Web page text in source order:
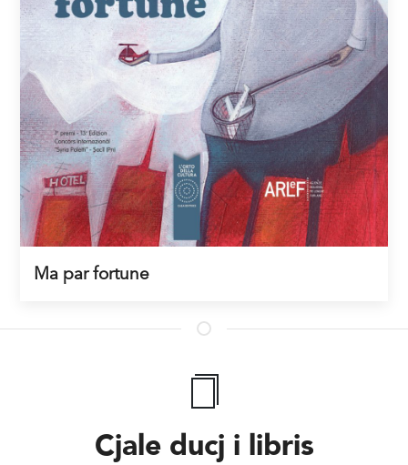
Ma par fortune
Cjale ducj i libris